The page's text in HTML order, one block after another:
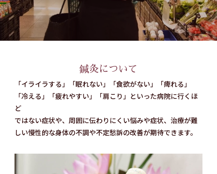
鍼灸について
「イライラする」「眠れない」「食欲がない」「痺れる」
「冷える」「疲れやすい」「肩こり」といった病院に行くほ
ど
ではない症状や、周囲に伝わりにくい悩みや症状、治療が難
しい慢性的な身体の不調や不定愁訴の改善が期待できます。